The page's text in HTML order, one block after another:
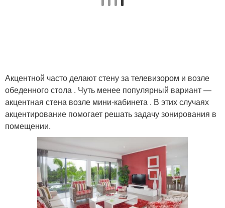
Акцентной часто делают стену за телевизором и возле
обеденного стола . Чуть менее популярный вариант —
акцентная стена возле мини-кабинета . В этих случаях
акцентирование помогает решать задачу зонирования в
помещении.